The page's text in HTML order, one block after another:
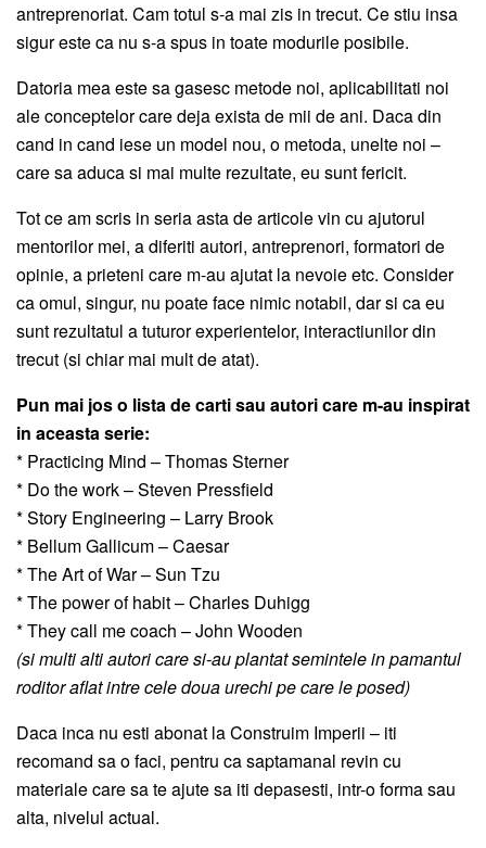
antreprenoriat. Cam totul s-a mai zis in trecut. Ce stiu insa
sigur este ca nu s-a spus in toate modurile posibile.
Datoria mea este sa gasesc metode noi, aplicabilitati noi
ale conceptelor care deja exista de mii de ani. Daca din
cand in cand iese un model nou, o metoda, unelte noi –
care sa aduca si mai multe rezultate, eu sunt fericit.
Tot ce am scris in seria asta de articole vin cu ajutorul
mentorilor mei, a diferiti autori, antreprenori, formatori de
opinie, a prieteni care m-au ajutat la nevoie etc. Consider
ca omul, singur, nu poate face nimic notabil, dar si ca eu
sunt rezultatul a tuturor experientelor, interactiunilor din
trecut (si chiar mai mult de atat).
Pun mai jos o lista de carti sau autori care m-au inspirat
in aceasta serie:
* Practicing Mind – Thomas Sterner
* Do the work – Steven Pressfield
* Story Engineering – Larry Brook
* Bellum Gallicum – Caesar
* The Art of War – Sun Tzu
* The power of habit – Charles Duhigg
* They call me coach – John Wooden
(si multi alti autori care si-au plantat semintele in pamantul
roditor aflat intre cele doua urechi pe care le posed)
Daca inca nu esti abonat la Construim Imperii – iti
recomand sa o faci, pentru ca saptamanal revin cu
materiale care sa te ajute sa iti depasesti, intr-o forma sau
alta, nivelul actual.